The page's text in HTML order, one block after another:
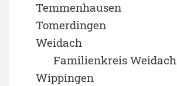
Temmenhausen
Tomerdingen
Weidach
Familienkreis Weidach
Wippingen